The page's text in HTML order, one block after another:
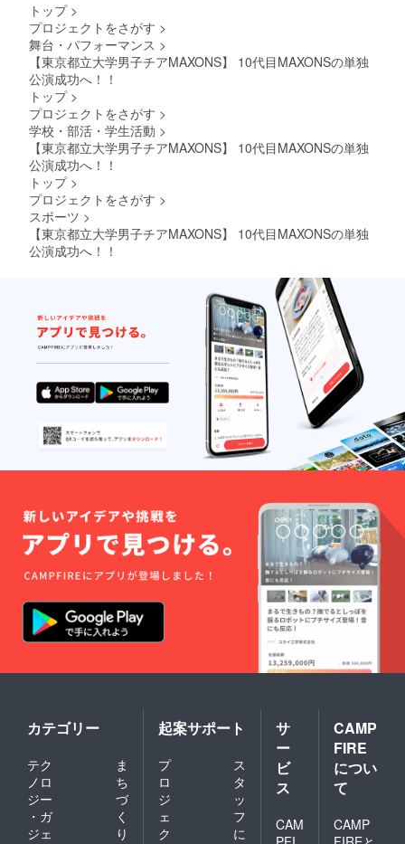
トップ >
プロジェクトをさがす >
舞台・パフォーマンス >
【東京都立大学男子チアMAXONS】 10代目MAXONSの単独
公演成功へ！！
トップ >
プロジェクトをさがす >
学校・部活・学生活動 >
【東京都立大学男子チアMAXONS】 10代目MAXONSの単独
公演成功へ！！
トップ >
プロジェクトをさがす >
スポーツ >
【東京都立大学男子チアMAXONS】 10代目MAXONSの単独
公演成功へ！！
カテゴリー
テク
ノロ
ジー
・ガ
ジェ
ま
ち
づ
く
り
起案サポート
プ
ロ
ジ
ェ
ク
ス
タ
ッ
フ
に
サ
ー
ビ
ス
CAM
CAMP
FIRE
につい
て
CAMP